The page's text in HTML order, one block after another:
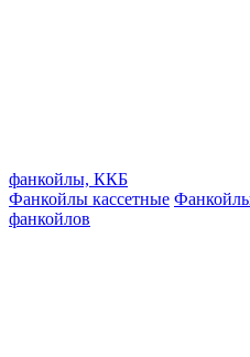
фанкойлы, ККБ
Фанкойлы кассетные
фанкойлов